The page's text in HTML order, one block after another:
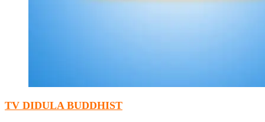
TV DIDULA BUDDHIST